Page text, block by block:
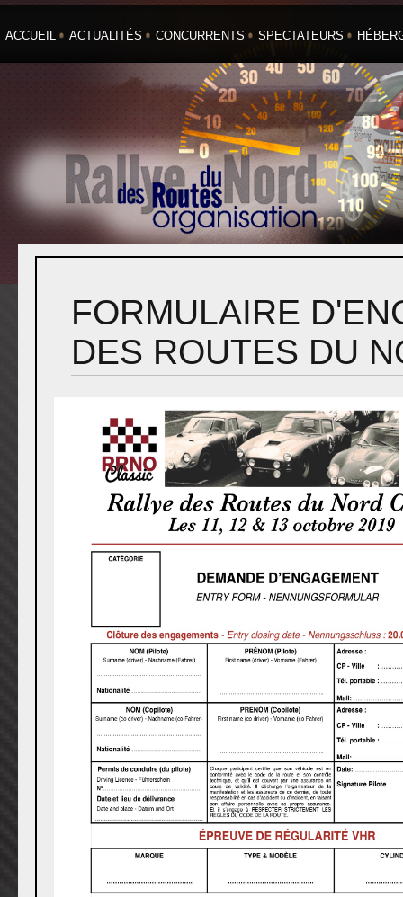
ACCUEIL ACTUALITÉS CONCURRENTS SPECTATEURS
FORMULAIRE
DES ROUTES DU